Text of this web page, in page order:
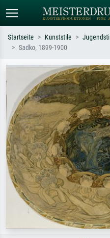
Suchen Sie nach Künstlern, Werktiteln
oder Stilen – z.B. Monet,
Sternennacht, Impressionismus, Welle
Hokusai, Akt.
Startseite Kunststile Jugendstil
Sadko, 1899-1900